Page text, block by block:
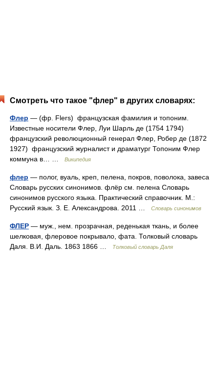
Смотреть что такое "флер" в других словарях:
Флер — (фр. Flers) французская фамилия и топоним.
Известные носители Флер, Луи Шарль де (1754 1794)
французский революционный генерал Флер, Робер де (1872
1927) французский журналист и драматург Топоним Флер
коммуна в… …
Википедия
флер — полог, вуаль, креп, пелена, покров, поволока, завеса
Словарь русских синонимов. флёр см. пелена Словарь
синонимов русского языка. Практический справочник. М.:
Русский язык. З. Е. Александрова. 2011 …
Словарь синонимов
ФЛЕР — муж., нем. прозрачная, реденькая ткань, и более
шелковая, флеровое покрывало, фата. Толковый словарь
Даля. В.И. Даль. 1863 1866 …
Толковый словарь Даля